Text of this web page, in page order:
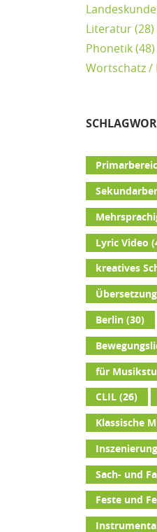
Landeskunde
Literatur(28)
Phonetik(48)
Wortschatz /
Lyric Video
kreatives
Übersetzung
Berlin (30)
für
CLIL (26)
Klassische
Inszenierung
Sach- und
Feste und